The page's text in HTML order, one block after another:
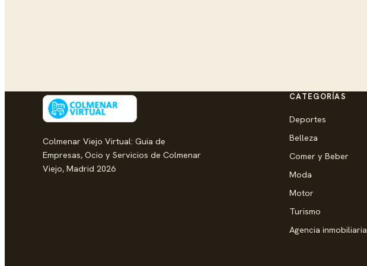
Colmenar Viejo Virtual: Guia de
Empresas, Ocio y Servicios de Colmenar
Viejo, Madrid 2026
CATEGORÍAS
Deportes
Belleza
Comer y Beber
Moda
Motor
Turismo
Agencia inmobiliaria